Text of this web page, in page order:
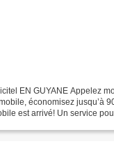
EN GUYANE Appelez
économisez jusqu’à
est arrivé! Un service